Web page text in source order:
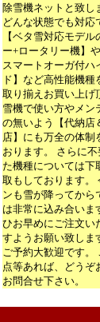
除雪機ネットと致し
どんな状態でも対応
【ベタ雪対応モデル
ー+ロータリー機】
スマートオーガ付ハ
ド】など高性能機種
取り揃えお買い上げ
雪機で使い方やメン
の無いよう【代納店
店】にも万全の体制
おります。 さらに不
た機種については下
取もしております。
ンも雪が降ってから
は非常に込み合いま
ひお早めにご注文い
すようお願い致しま
ご予約大歓迎です。
点等あれば、どうぞ
お問合せ下さい。